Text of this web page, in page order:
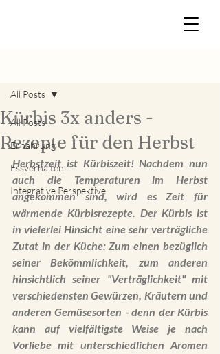
All Posts
Ernährung
Essverhalten
Integrative Perspektive
All Posts
Kürbis 3x anders -
Rezepte für den Herbst
Herbstzeit ist Kürbiszeit! Nachdem nun
auch die Temperaturen im Herbst
angekommen sind, wird es Zeit für
wärmende Kürbisrezepte. Der Kürbis ist
in vielerlei Hinsicht eine sehr verträgliche
Zutat in der Küche: Zum einen bezüglich
seiner Bekömmlichkeit, zum anderen
hinsichtlich seiner "Verträglichkeit" mit
verschiedensten Gewürzen, Kräutern und
anderen Gemüsesorten - denn der Kürbis
kann auf vielfältigste Weise je nach
Vorliebe mit unterschiedlichen Aromen